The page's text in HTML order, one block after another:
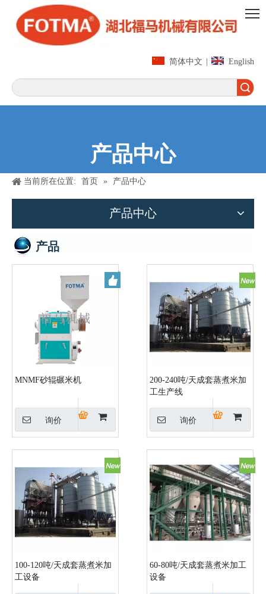
简体中文 English
产品中心
当前所在位置: 首页 » 产品中心
产品中心
产品
MNMF砂辊碾米机
询价
200-240吨/天成套蒸煮米加
工生产线
询价
100-120吨/天成套蒸煮米加
工设备
60-80吨/天成套蒸煮米加工
设备